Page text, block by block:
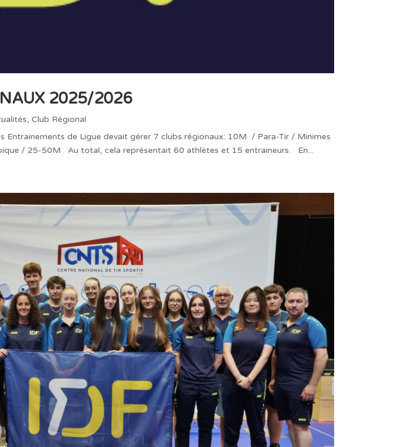
2025/2026
,Club Régional
Entrainements de Ligue devait gérer 7 clubs régionaux: 10M / Para-Tir / Minimes
/ 25-50M Au total, cela représentait 60 athlètes et 15 entraineurs. En...